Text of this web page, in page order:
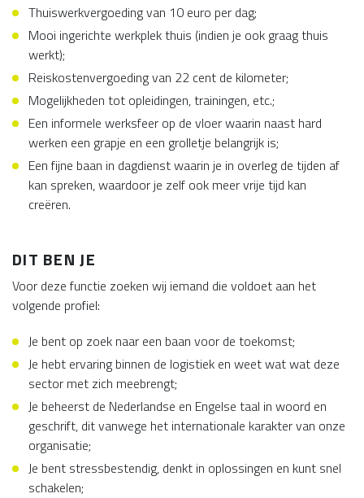
Thuiswerkvergoeding van 10 euro per dag;
Mooi ingerichte werkplek thuis (indien je ook graag thuis
werkt);
Reiskostenvergoeding van 22 cent de kilometer;
Mogelijkheden tot opleidingen, trainingen, etc.;
Een informele werksfeer op de vloer waarin naast hard
werken een grapje en een grolletje belangrijk is;
Een fijne baan in dagdienst waarin je in overleg de tijden af
kan spreken, waardoor je zelf ook meer vrije tijd kan
creëren.
DIT BEN JE
Voor deze functie zoeken wij iemand die voldoet aan het
volgende profiel:
Je bent op zoek naar een baan voor de toekomst;
Je hebt ervaring binnen de logistiek en weet wat wat deze
sector met zich meebrengt;
Je beheerst de Nederlandse en Engelse taal in woord en
geschrift, dit vanwege het internationale karakter van onze
organisatie;
Je bent stressbestendig, denkt in oplossingen en kunt snel
schakelen;